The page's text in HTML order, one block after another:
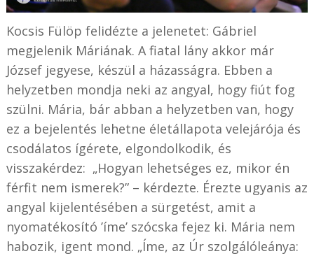
Kocsis Fülöp felidézte a jelenetet: Gábriel
megjelenik Máriának. A fiatal lány akkor már
József jegyese, készül a házasságra. Ebben a
helyzetben mondja neki az angyal, hogy fiút fog
szülni. Mária, bár abban a helyzetben van, hogy
ez a bejelentés lehetne életállapota velejárója és
csodálatos ígérete, elgondolkodik, és
visszakérdez: „Hogyan lehetséges ez, mikor én
férfit nem ismerek?” – kérdezte. Érezte ugyanis az
angyal kijelentésében a sürgetést, amit a
nyomatékosító ’íme’ szócska fejez ki. Mária nem
habozik, igent mond. „Íme, az Úr szolgálóleánya: